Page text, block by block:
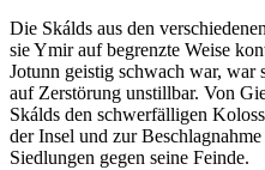
Die Skálds aus den
sie Ymir auf begrenzte Weise
Jotunn geistig schwach war,
auf Zerstörung unstillbar. Von
Skálds den schwerfälligen
der Insel und zur
Siedlungen gegen seine Feinde.